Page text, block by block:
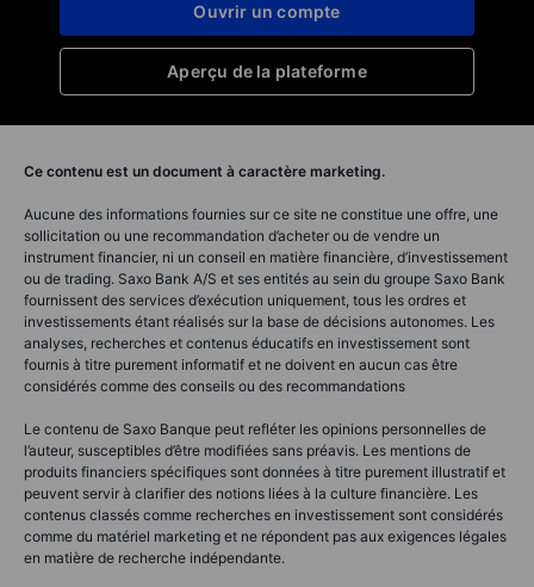
Aperçu de la plateforme
Ouvrir un compte
Ce contenu est un document à caractère marketing.
Aucune des informations fournies sur ce site ne constitue une offre, une
sollicitation ou une recommandation d’acheter ou de vendre un
instrument financier, ni un conseil en matière financière, d’investissement
ou de trading. Saxo Bank A/S et ses entités au sein du groupe Saxo Bank
fournissent des services d’exécution uniquement, tous les ordres et
investissements étant réalisés sur la base de décisions autonomes. Les
analyses, recherches et contenus éducatifs en investissement sont
fournis à titre purement informatif et ne doivent en aucun cas être
considérés comme des conseils ou des recommandations
Le contenu de Saxo Banque peut refléter les opinions personnelles de
l’auteur, susceptibles d’être modifiées sans préavis. Les mentions de
produits financiers spécifiques sont données à titre purement illustratif et
peuvent servir à clarifier des notions liées à la culture financière. Les
contenus classés comme recherches en investissement sont considérés
comme du matériel marketing et ne répondent pas aux exigences légales
en matière de recherche indépendante.